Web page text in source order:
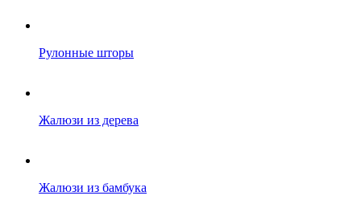
Рулонные шторы
Жалюзи из дерева
Жалюзи из бамбука